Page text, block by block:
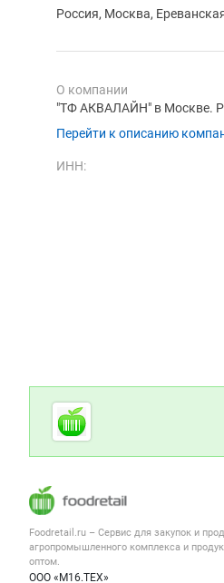
Россия, Москва,
О компании
"ТФ АКВАЛАЙН" в Москве.
Перейти к описанию
ИНН:
Дополнительная
Cсылки на полезные
Foodretail.ru
— продукты
Важные разделы и
Foodretail.ru – Сервис для закупок и
агропромышленного комплекса и
оптом.
ООО «М16.ТЕХ»